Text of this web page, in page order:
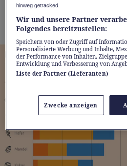
auch, wie gut unser
kann. Bei beidem punktet
hinweg getracked.
Wir und unsere Partner
Folgendes bereitzustellen:
Speichern von oder Zugriff auf
Personalisierte Werbung und Inhalte,
der Performance von Inhalten,
Entwicklung und Verbesserung von
Liste der Partner (Lieferanten)
Zwecke anzeigen